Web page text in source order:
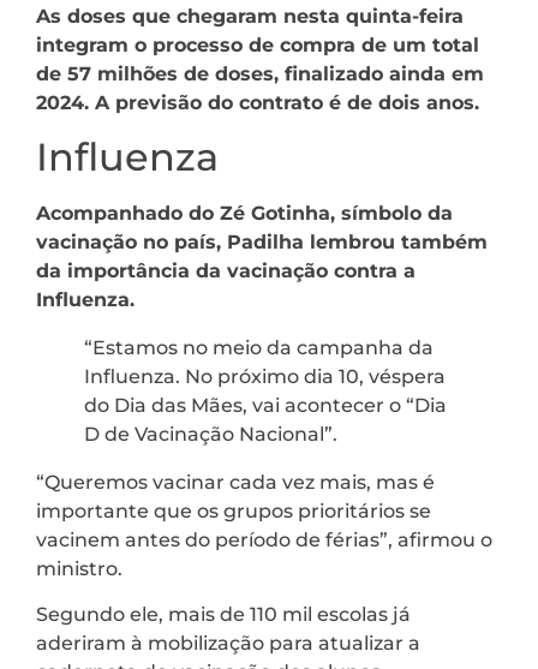
As doses que chegaram nesta quinta-feira
integram o processo de compra de um total
de 57 milhões de doses, finalizado ainda em
2024. A previsão do contrato é de dois anos.
Influenza
Acompanhado do Zé Gotinha, símbolo da
vacinação no país, Padilha lembrou também
da importância da vacinação contra a
Influenza.
“Estamos no meio da campanha da
Influenza. No próximo dia 10, véspera
do Dia das Mães, vai acontecer o “Dia
D de Vacinação Nacional”.
“Queremos vacinar cada vez mais, mas é
importante que os grupos prioritários se
vacinem antes do período de férias”, afirmou o
ministro.
Segundo ele, mais de 110 mil escolas já
aderiram à mobilização para atualizar a